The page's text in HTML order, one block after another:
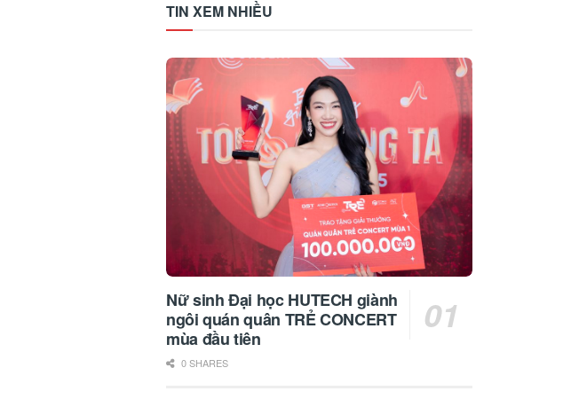
TIN XEM NHIỀU
Nữ sinh Đại học HUTECH giành
ngôi quán quân TRẺ CONCERT
mùa đầu tiên
0 SHARES